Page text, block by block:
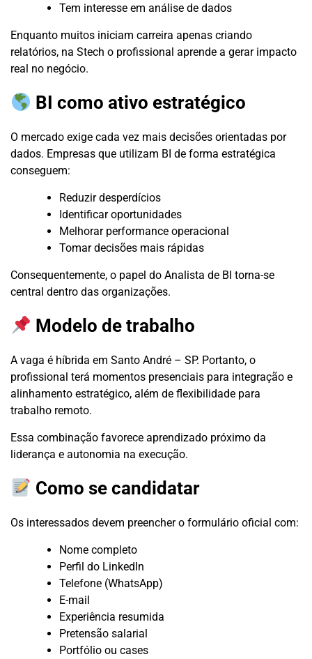
Tem interesse em análise de dados
Enquanto muitos iniciam carreira apenas criando
relatórios, na Stech o profissional aprende a gerar impacto
real no negócio.
BI como ativo estratégico
O mercado exige cada vez mais decisões orientadas por
dados. Empresas que utilizam BI de forma estratégica
conseguem:
Reduzir desperdícios
Identificar oportunidades
Melhorar performance operacional
Tomar decisões mais rápidas
Consequentemente, o papel do Analista de BI torna-se
central dentro das organizações.
Modelo de trabalho
A vaga é híbrida em Santo André – SP. Portanto, o
profissional terá momentos presenciais para integração e
alinhamento estratégico, além de flexibilidade para
trabalho remoto.
Essa combinação favorece aprendizado próximo da
liderança e autonomia na execução.
Como se candidatar
Os interessados devem preencher o formulário oficial com:
Nome completo
Perfil do LinkedIn
Telefone (WhatsApp)
E-mail
Experiência resumida
Pretensão salarial
Portfólio ou cases